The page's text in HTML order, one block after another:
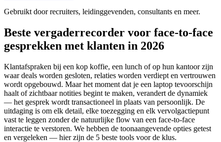
Gebruikt door recruiters, leidinggevenden, consultants en meer.
Beste vergaderrecorder voor face-to-face
gesprekken met klanten in 2026
Klantafspraken bij een kop koffie, een lunch of op hun kantoor zijn
waar deals worden gesloten, relaties worden verdiept en vertrouwen
wordt opgebouwd. Maar het moment dat je een laptop tevoorschijn
haalt of zichtbaar notities begint te maken, verandert de dynamiek
— het gesprek wordt transactioneel in plaats van persoonlijk. De
uitdaging is om elk detail, elke toezegging en elk vervolgactiepunt
vast te leggen zonder de natuurlijke flow van een face-to-face
interactie te verstoren. We hebben de toonaangevende opties getest
en vergeleken — hier zijn de 5 beste tools voor de klus.